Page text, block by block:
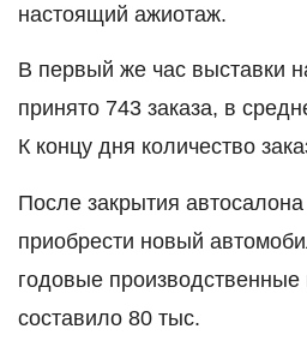
настоящий ажиотаж.
В первый же час выставки
принято 743 заказа, в
К концу дня количество
После закрытия
приобрести новый
годовые
составило 80 тыс.